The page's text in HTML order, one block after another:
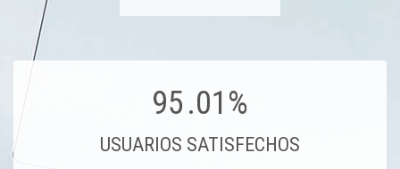
95.01%
USUARIOS SATISFECHOS